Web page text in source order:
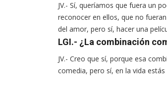
JV.- Sí, queríamos que fuera un
reconocer en ellos, que no
del amor, pero sí, hacer una
LGI.- ¿La combinación
JV.- Creo que sí, porque esa
comedia, pero sí, en la vida